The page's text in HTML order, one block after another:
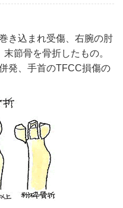
き込まれ受傷、右腕の肘
節骨を骨折したもの。
発、手首のTFCC損傷の